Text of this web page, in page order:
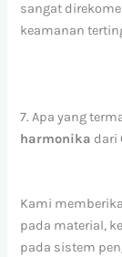
sangat
keamanan
7. Apa yang
harmonika dari
Kami
pada material,
pada sistem